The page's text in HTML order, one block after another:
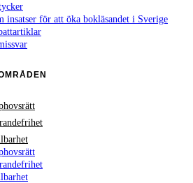
insatser för att öka bokläsandet i Sverige